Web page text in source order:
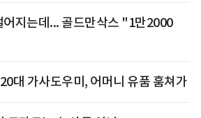
어지는데... 골드만삭스 "1만2000
대 가사도우미, 어머니 유품 훔쳐가